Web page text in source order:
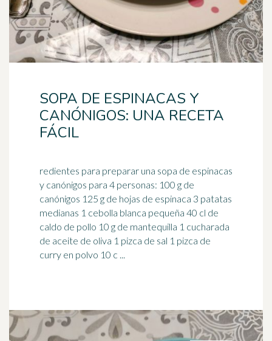
SOPA DE ESPINACAS Y
CANÓNIGOS: UNA RECETA
FÁCIL
redientes para preparar una sopa de espinacas
y canónigos para 4 personas: 100 g de
canónigos 125 g de hojas de espinaca 3 patatas
medianas 1 cebolla blanca pequeña 40 cl de
caldo de pollo 10 g de mantequilla 1 cucharada
de aceite de oliva 1 pizca de sal 1 pizca de
curry en polvo 10 c ...